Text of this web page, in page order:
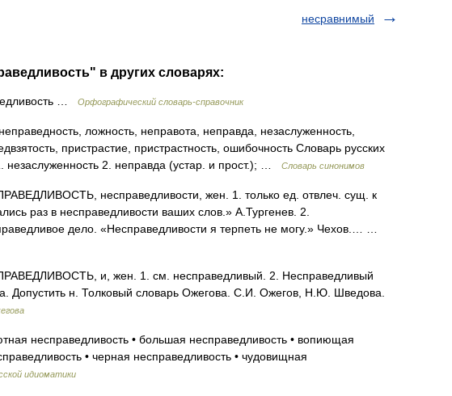
несравнимый
в других словарях:
… Орфографический словарь-справочник
ложность, неправота, неправда, незаслуженность,
пристрастие, пристрастность, ошибочность Словарь русских
незаслуженность 2. неправда (устар. и прост.); …
Словарь синонимов
несправедливости, жен. 1. только ед. отвлеч. сущ. к
раз в несправедливости ваших слов.» А.Тургенев. 2.
дело. «Несправедливости я терпеть не могу.» Чехов.… …
и, жен. 1. см. несправедливый. 2. Несправедливый
Допустить н. Толковый словарь Ожегова. С.И. Ожегов, Н.Ю. Шведова.
несправедливость • большая несправедливость • вопиющая
• черная несправедливость • чудовищная
идиоматики